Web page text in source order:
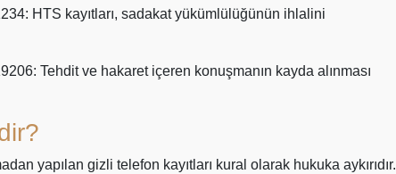
HTS kayıtları, sadakat yükümlülüğünün ihlalini
Tehdit ve hakaret içeren konuşmanın kayda alınması
yapılan gizli telefon kayıtları kural olarak hukuka aykırıdır.